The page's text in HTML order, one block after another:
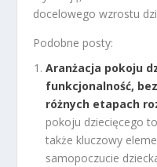
docelowego wzrostu
Podobne posty:
Aranżacja pokoju
funkcjonalność,
różnych etapach
pokoju dziecięcego
także kluczowy
samopoczucie